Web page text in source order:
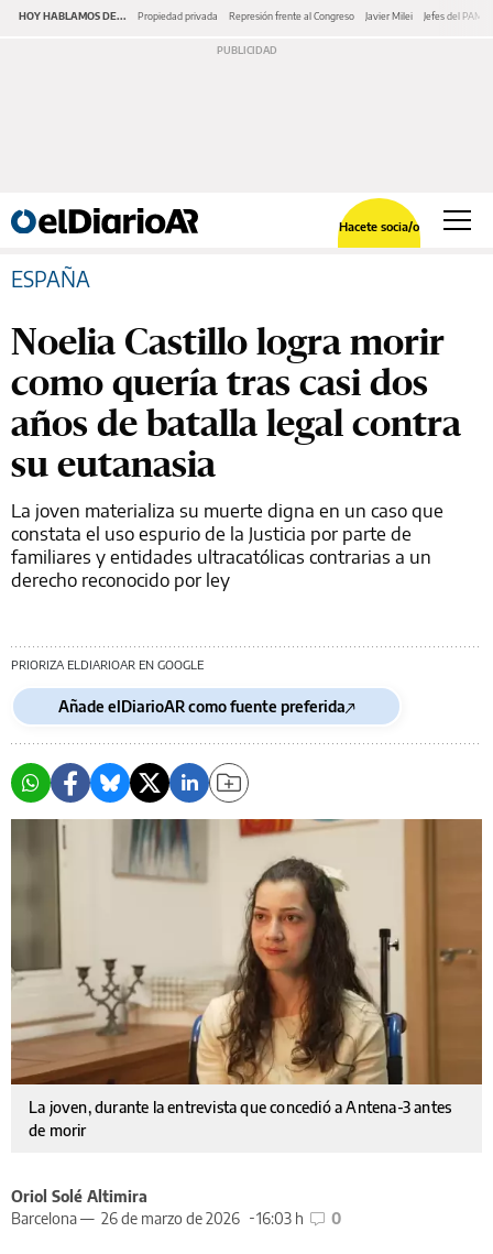
HOY HABLAMOS DE... Propiedad privada Represión frente al Congreso Javier Milei Jefes del PAMI
Hacete socia/o
ESPAÑA
Noelia Castillo logra morir
como quería tras casi dos
años de batalla legal contra
su eutanasia
La joven materializa su muerte digna en un caso que
constata el uso espurio de la Justicia por parte de
familiares y entidades ultracatólicas contrarias a un
derecho reconocido por ley
PRIORIZA ELDIARIOAR EN GOOGLE
Añade elDiarioAR como fuente preferida
La joven, durante la entrevista que concedió a Antena-3 antes
de morir
Oriol Solé Altimira
Barcelona — 26 de marzo de 2026 16:03 h 0